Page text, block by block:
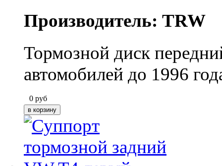
Производитель: TRW
Тормозной диск
автомобилей до 1996
0 руб